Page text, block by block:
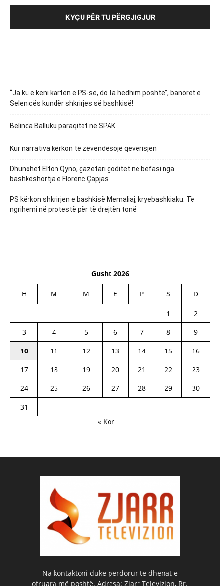
KYÇU PËR TU PËRGJIGJUR
“Ja ku e keni kartën e PS-së, do ta hedhim poshtë”, banorët e
Selenicës kundër shkrirjes së bashkisë!
Belinda Balluku paraqitet në SPAK
Kur narrativa kërkon të zëvendësojë qeverisjen
Dhunohet Elton Qyno, gazetari goditet në befasi nga
bashkëshortja e Florenc Çapjas
PS kërkon shkrirjen e bashkisë Memaliaj, kryebashkiaku: Të
ngrihemi në protestë për të drejtën tonë
Gusht 2026
H M M E P S D
1
2
3
4 5 6 7 8
9
10
11 12 13 14 15
16
17
18 19 20 21 22
23
24
25 26 27 28 29
30
31
« Kor
Na kontaktoni duke përdorur të dhënat e
ofruara më poshtë. Adresa: Zjarr Televizion, Rr.